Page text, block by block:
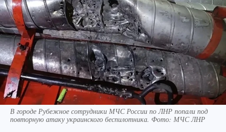
В городе Рубежное сотрудники МЧС России по ЛНР попали под
повторную атаку украинского беспилотника. Фото: МЧС ЛНР